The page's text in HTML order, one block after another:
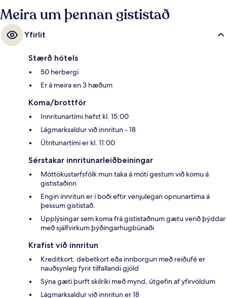
Meira um þennan gististað
Yfirlit
Stærð hótels
50 herbergi
Er á meira en 3 hæðum
Koma/brottför
Innritunartími hefst kl. 15:00
Lágmarksaldur við innritun - 18
Útritunartími er kl. 11:00
Sérstakar innritunarleiðbeiningar
Móttökustarfsfólk mun taka á móti gestum við komu á
gististaðinn
Engin innritun er í boði eftir venjulegan opnunartíma á
þessum gististað.
Upplýsingar sem koma frá gististaðnum gætu verið þýddar
með sjálfvirkum þýðingarhugbúnaði
Krafist við innritun
Kreditkort, debetkort eða innborgun með reiðufé er
nauðsynleg fyrir tilfallandi gjöld
Sýna gæti þurft skilríki með mynd, útgefin af yfirvöldum
Lágmarksaldur við innritun er 18